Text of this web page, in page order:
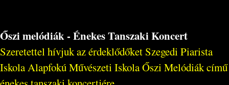
Őszi melódiák - Énekes Tanszaki Koncert
Szeretettel hívjuk az érdeklődőket Szegedi Piarista
Iskola Alapfokú Művészeti Iskola Őszi Melódiák című